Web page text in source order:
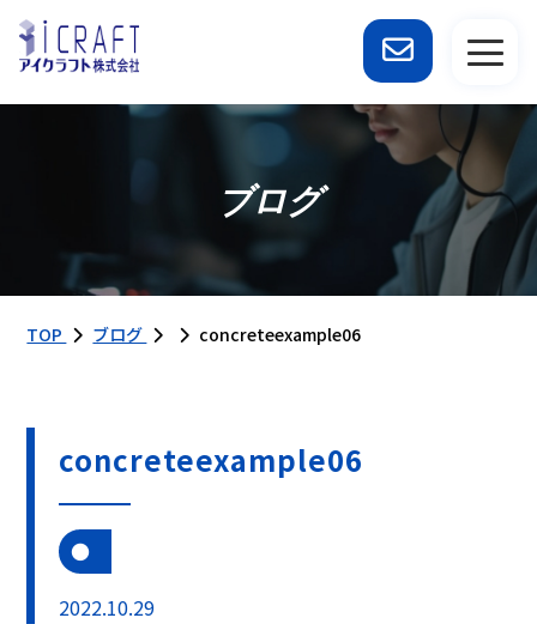
ブログ
TOP ブログ concreteexample06
concreteexample06
2022.10.29